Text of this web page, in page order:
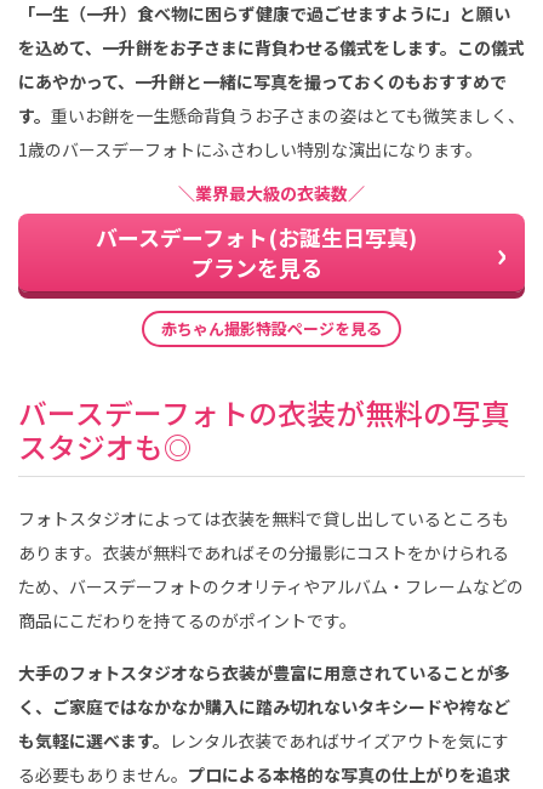
「一生（一升）食べ物に困らず健康で過ごせますように」と願い
を込めて、一升餅をお子さまに背負わせる儀式をします。この儀式
にあやかって、一升餅と一緒に写真を撮っておくのもおすすめで
す。 重いお餅を一生懸命背負うお子さまの姿はとても微笑ましく、
1歳のバースデーフォトにふさわしい特別な演出になります。
＼業界最大級の衣装数／
バースデーフォト(お誕生日写真)
プランを見る
赤ちゃん撮影特設ページを見る
バースデーフォトの衣装が無料の写真
スタジオも◎
フォトスタジオによっては衣装を無料で貸し出しているところも
あります。衣装が無料であればその分撮影にコストをかけられる
ため、バースデーフォトのクオリティやアルバム・フレームなどの
商品にこだわりを持てるのがポイントです。
大手のフォトスタジオなら衣装が豊富に用意されていることが多
く、ご家庭ではなかなか購入に踏み切れないタキシードや袴など
も気軽に選べます。 レンタル衣装であればサイズアウトを気にす
る必要もありません。 プロによる本格的な写真の仕上がりを追求